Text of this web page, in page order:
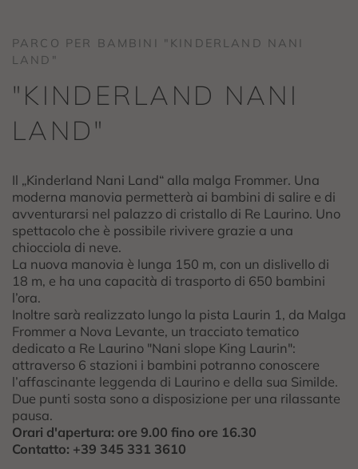
PARCO PER BAMBINI "KINDERLAND NANI
LAND"
"KINDERLAND NANI
LAND"
Il „Kinderland Nani Land“ alla malga Frommer. Una
moderna manovia permetterà ai bambini di salire e di
avventurarsi nel palazzo di cristallo di Re Laurino. Uno
spettacolo che è possibile rivivere grazie a una
chiocciola di neve.
La nuova manovia è lunga 150 m, con un dislivello di
18 m, e ha una capacità di trasporto di 650 bambini
l’ora.
Inoltre sarà realizzato lungo la pista Laurin 1, da Malga
Frommer a Nova Levante, un tracciato tematico
dedicato a Re Laurino "Nani slope King Laurin":
attraverso 6 stazioni i bambini potranno conoscere
l’affascinante leggenda di Laurino e della sua Similde.
Due punti sosta sono a disposizione per una rilassante
pausa.
Orari d'apertura: ore 9.00 fino ore 16.30
Contatto: +39 345 331 3610